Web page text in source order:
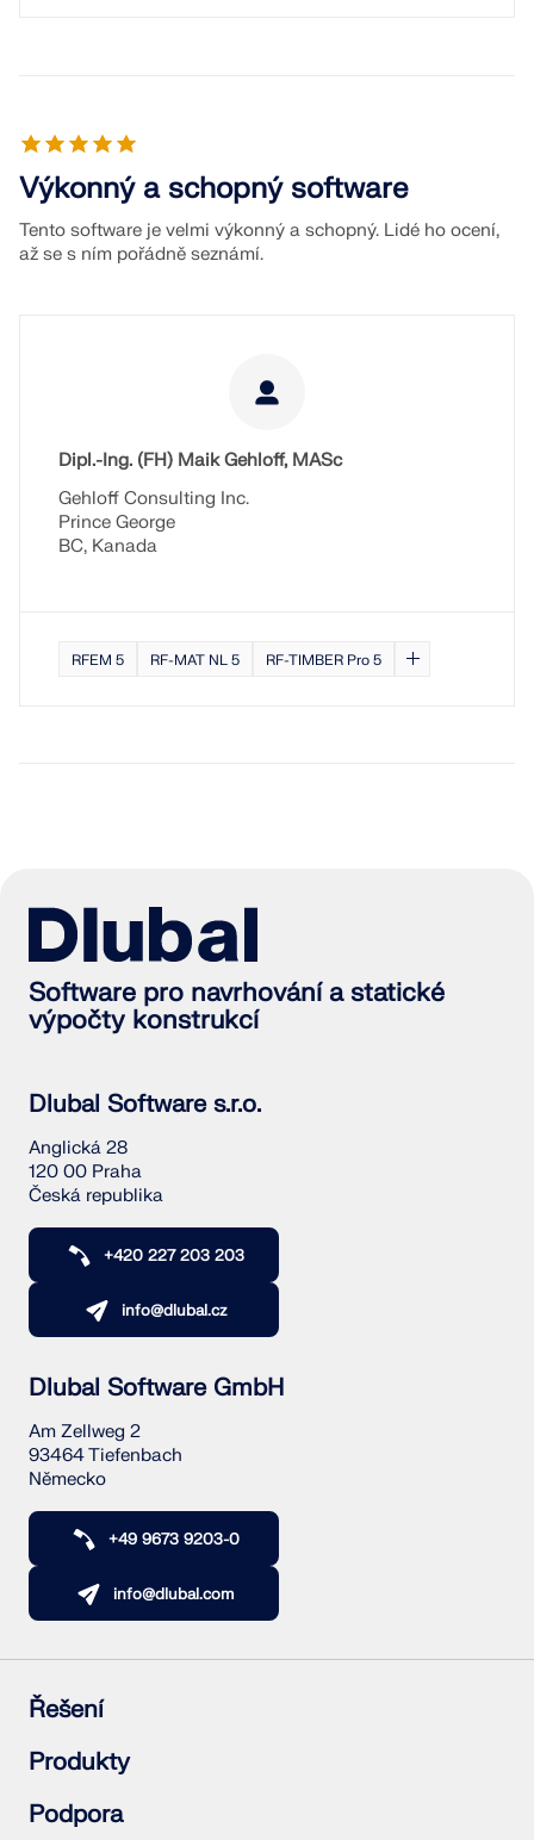
Výkonný a schopný software
Tento software je velmi výkonný a schopný. Lidé ho ocení,
až se s ním pořádně seznámí.
Dipl.-Ing. (FH) Maik Gehloff, MASc
Gehloff Consulting Inc.
Prince George
BC, Kanada
RFEM 5 RF-MAT NL 5 RF-TIMBER Pro 5
Software pro navrhování a statické
výpočty konstrukcí
Dlubal Software s.r.o.
Anglická 28
120 00 Praha
Česká republika
+420 227 203 203
info@dlubal.cz
Dlubal Software GmbH
Am Zellweg 2
93464 Tiefenbach
Německo
+49 9673 9203-0
info@dlubal.com
Řešení
Železobetonové konstrukce
Ocelové konstrukce
Dřevěné konstrukce
Ocelové přípoje
Produkty
RFEM 6
RSTAB 9
Podpora